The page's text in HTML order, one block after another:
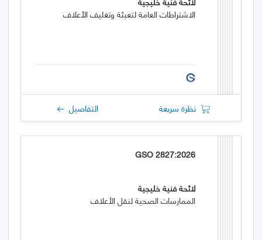
الاشتراطات العامة لتعبئة وتغليف الأعلاف
نظرة سريعة التفاصيل
GSO 2827:2026
لائحة فنية خليجية
الممارسات الصحية لنقل الأعلاف